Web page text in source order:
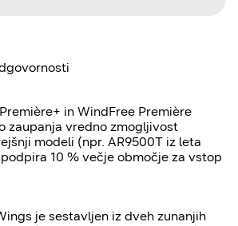
in WindFree Première
zaupanja vredno zmogljivost
modeli (npr. AR9500T iz leta
10 % večje območje za vstop
je sestavljen iz dveh zunanjih